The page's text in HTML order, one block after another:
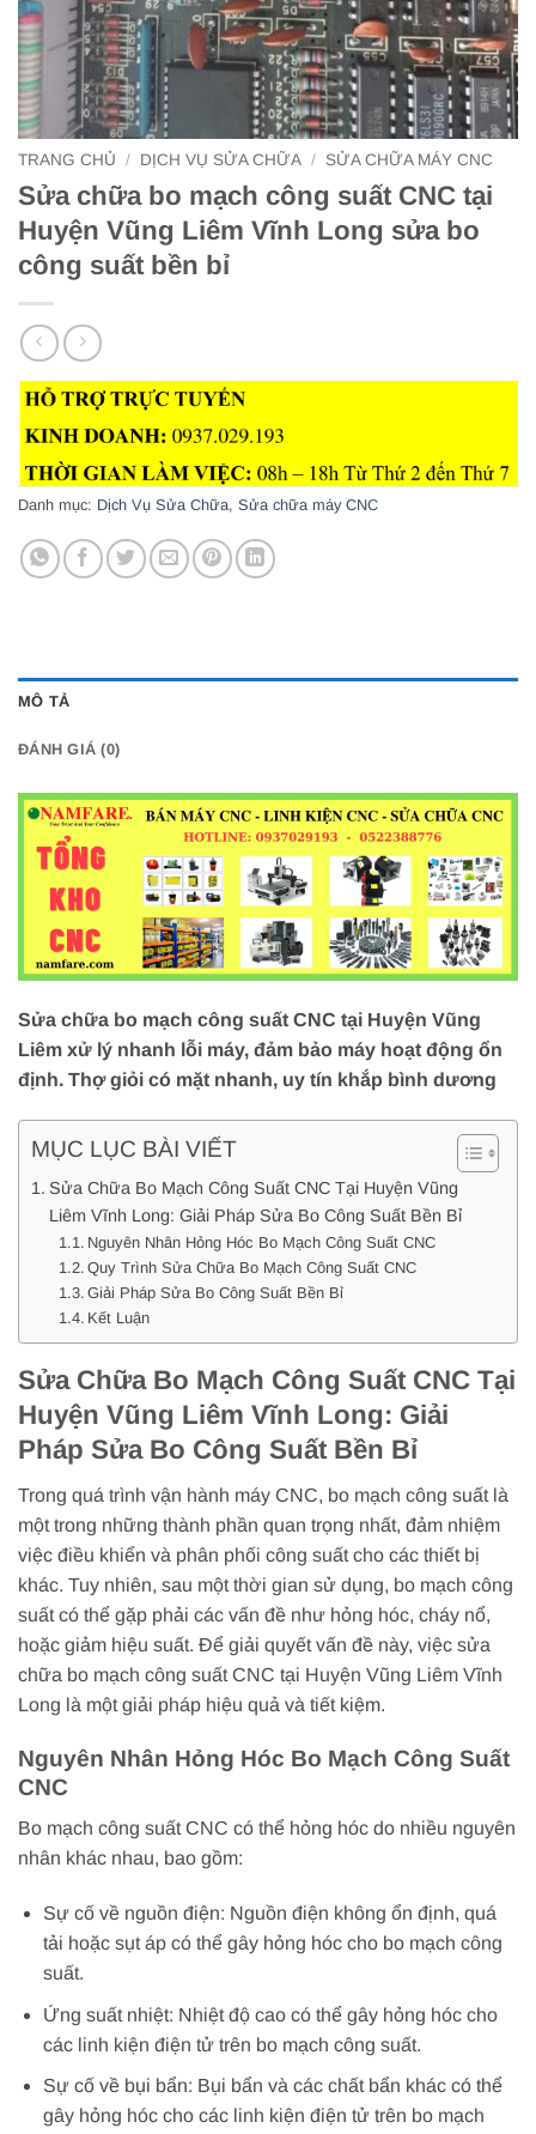
TRANG CHỦ / DỊCH VỤ SỬA CHỮA / SỬA CHỮA MÁY CNC
Sửa chữa bo mạch công suất CNC tại
Huyện Vũng Liêm Vĩnh Long sửa bo
công suất bền bỉ
Danh mục: Dịch Vụ Sửa Chữa, Sửa chữa máy CNC
MÔ TẢ
ĐÁNH GIÁ (0)
Sửa chữa bo mạch công suất CNC tại Huyện Vũng
Liêm xử lý nhanh lỗi máy, đảm bảo máy hoạt động ổn
định. Thợ giỏi có mặt nhanh, uy tín khắp bình dương
MỤC LỤC BÀI VIẾT
Sửa Chữa Bo Mạch Công Suất CNC Tại Huyện Vũng
Liêm Vĩnh Long: Giải Pháp Sửa Bo Công Suất Bền Bỉ
Nguyên Nhân Hỏng Hóc Bo Mạch Công Suất CNC
Quy Trình Sửa Chữa Bo Mạch Công Suất CNC
Giải Pháp Sửa Bo Công Suất Bền Bỉ
Kết Luận
Sửa Chữa Bo Mạch Công Suất CNC Tại
Huyện Vũng Liêm Vĩnh Long: Giải
Pháp Sửa Bo Công Suất Bền Bỉ
Trong quá trình vận hành máy CNC, bo mạch công suất là
một trong những thành phần quan trọng nhất, đảm nhiệm
việc điều khiển và phân phối công suất cho các thiết bị
khác. Tuy nhiên, sau một thời gian sử dụng, bo mạch công
suất có thể gặp phải các vấn đề như hỏng hóc, cháy nổ,
hoặc giảm hiệu suất. Để giải quyết vấn đề này, việc sửa
chữa bo mạch công suất CNC tại Huyện Vũng Liêm Vĩnh
Long là một giải pháp hiệu quả và tiết kiệm.
Nguyên Nhân Hỏng Hóc Bo Mạch Công Suất
CNC
Bo mạch công suất CNC có thể hỏng hóc do nhiều nguyên
nhân khác nhau, bao gồm:
Sự cố về nguồn điện: Nguồn điện không ổn định, quá
tải hoặc sụt áp có thể gây hỏng hóc cho bo mạch công
suất.
Ứng suất nhiệt: Nhiệt độ cao có thể gây hỏng hóc cho
các linh kiện điện tử trên bo mạch công suất.
Sự cố về bụi bẩn: Bụi bẩn và các chất bẩn khác có thể
gây hỏng hóc cho các linh kiện điện tử trên bo mạch